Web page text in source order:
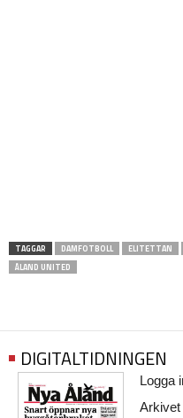
TAGGAR DAMFOTBOLL ELITETTAN
ÅLAND UNITED
DIGITALTIDNINGEN
Logga
Arkivet